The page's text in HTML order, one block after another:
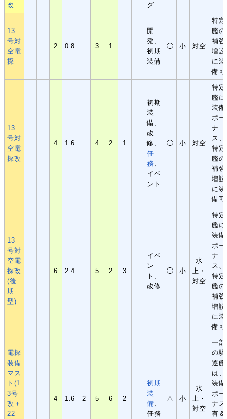
改
グ
13
号対
空電
探
2 0.8 3 1
開
発、
初期
装備
◯ 小 対空
特定
艦の
補強
増設
に装
備可
13
号対
空電
探改
4 1.6 4 2 1
初期
装
備、
改
修、
任
務
イベ
ント
◯ 小 対空
特定
艦に
装備
ボー
ナ
ス、
特定
艦の
補強
増設
に装
備可
13
号対
空電
探改
(後
期
型)
6 2.4 5 2 3
イベ
ン
ト、
改修
◯ 小
水
上・
対空
特定
艦に
装備
ボー
ナ
ス、
特定
艦の
補強
増設
に装
備可
電探
装備
マス
ト(1
3号
改＋
22
4 1.6 2 5 6 2
初期
装
備
任務
△ 小
水
上・
対空
一部
の駆
逐艦
は、
装備
ボー
ナス
有＆